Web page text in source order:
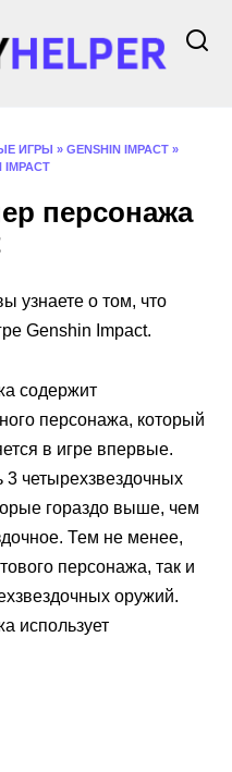
ИГРЫ » GENSHIN IMPACT »
персонажа
узнаете о том, что
Genshin Impact.
содержит
персонажа, который
в игре впервые.
четырехзвездочных
гораздо выше, чем
Тем не менее,
персонажа, так и
оружий.
использует